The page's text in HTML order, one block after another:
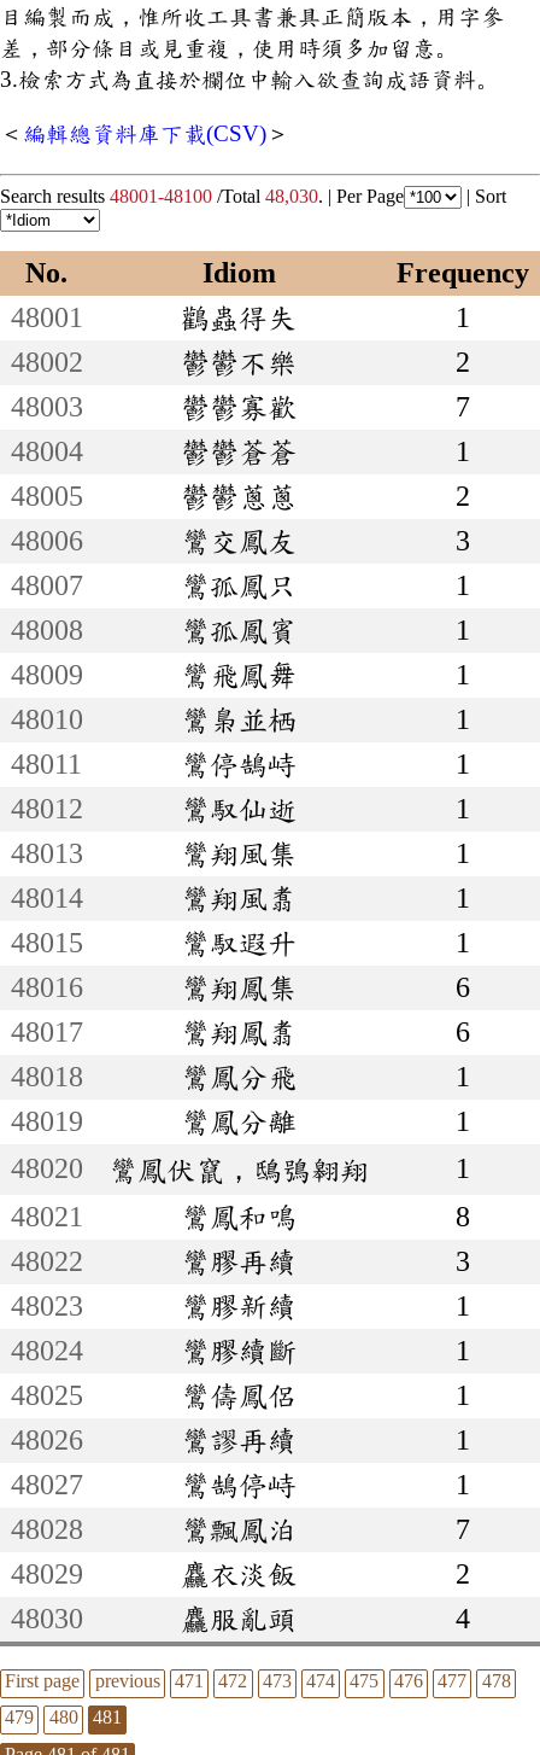
目編製而成，惟所收工具書兼具正簡版本，用字參
差，部分條目或見重複，使用時須多加留意。
3.檢索方式為直接於欄位中輸入欲查詢成語資料。
＜ 編輯總資料庫下載(CSV)＞
Search results 48001-48100 /Total 48,030. | Per Page | Sort
No. Idiom
Frequency
48001
鸛蟲得失
1
48002
鬱鬱不樂
2
48003
鬱鬱寡歡
7
48004
鬱鬱蒼蒼
1
48005
鬱鬱蔥蔥
2
48006
鸞交鳳友
3
48007
鸞孤鳳只
1
48008
鸞孤鳳賓
1
48009
鸞飛鳳舞
1
48010
鸞梟並栖
1
48011
鸞停鵠峙
1
48012
鸞馭仙逝
1
48013
鸞翔風集
1
48014
鸞翔風翥
1
48015
鸞馭遐升
1
48016
鸞翔鳳集
6
48017
鸞翔鳳翥
6
48018
鸞鳳分飛
1
48019
鸞鳳分離
1
48020
鸞鳳伏竄，鴟鴞翱翔
1
48021
鸞鳳和鳴
8
48022
鸞膠再續
3
48023
鸞膠新續
1
48024
鸞膠續斷
1
48025
鸞儔鳳侶
1
48026
鸞謬再續
1
48027
鸞鵠停峙
1
48028
鸞飄鳳泊
7
48029
麤衣淡飯
2
48030
麤服亂頭 4
First page previous 471 472 473 474 475 476 477
478
479
480
481